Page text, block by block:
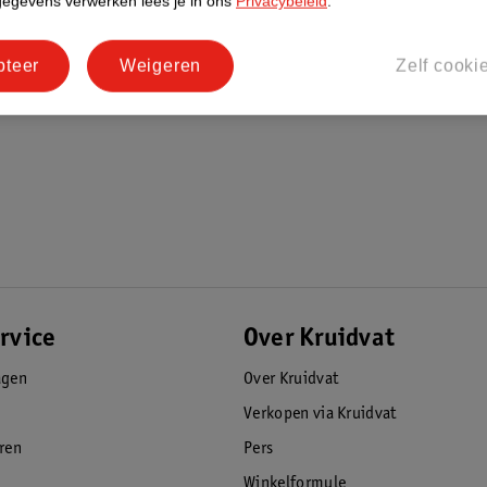
Over Kruidvat
Over Kruidvat
Verkopen via Kruidvat
Pers
Zelf
Weigeren